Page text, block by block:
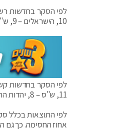
10, הישראלים – 9, ש"ס – 8, יהדות התורה – 8, ישראל ביתנו – 6, כחול לבן – 5 ומרצ – 5.
11, ש"ס – 8, יהדות התורה – 8, הישראלים – 8, ישראל ביתנו – 6, מרצ – 5, וכחול לבן – 4 .
אחוז החסימה. כך גם